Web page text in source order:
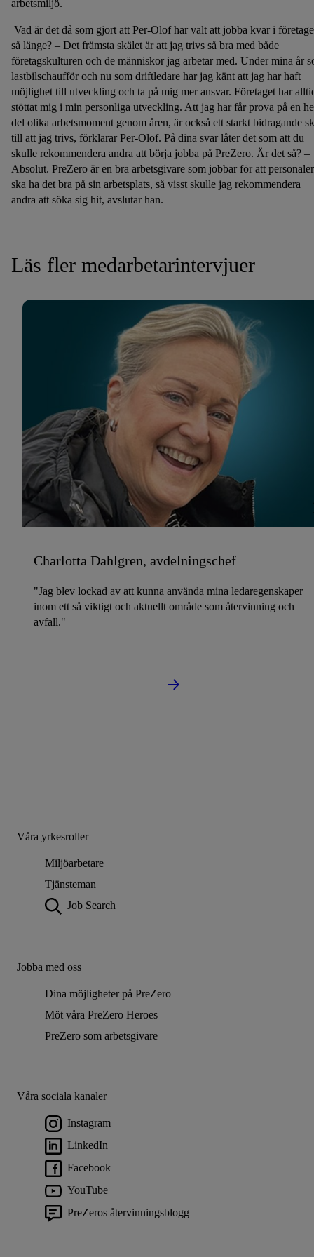
arbetsmiljö.
Vad är det då som gjort att Per-Olof har valt att jobba kvar i
så länge? – Det främsta skälet är att jag trivs så bra med både
företagskulturen och de människor jag arbetar med. Under mina år
lastbilschaufför och nu som driftledare har jag känt att jag har haft
möjlighet till utveckling och ta på mig mer ansvar. Företaget har
stöttat mig i min personliga utveckling. Att jag har får prova på en
del olika arbetsmoment genom åren, är också ett starkt bidragande
till att jag trivs, förklarar Per-Olof. På dina svar låter det som att du
skulle rekommendera andra att börja jobba på PreZero. Är det så? –
Absolut. PreZero är en bra arbetsgivare som jobbar för att
ska ha det bra på sin arbetsplats, så visst skulle jag rekommendera
andra att söka sig hit, avslutar han.
Läs fler medarbetarintervjuer
Charlotta Dahlgren, avdelningschef
"Jag blev lockad av att kunna använda mina ledaregenskaper
inom ett så viktigt och aktuellt område som återvinning och
avfall."
Våra yrkesroller
Miljöarbetare
Tjänsteman
Job Search
Jobba med oss
Dina möjligheter på PreZero
Möt våra PreZero Heroes
PreZero som arbetsgivare
Våra sociala kanaler
Instagram
LinkedIn
Facebook
YouTube
PreZeros återvinningsblogg